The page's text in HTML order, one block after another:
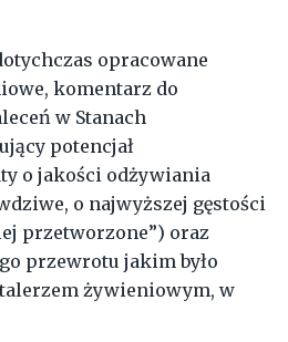
opracowane
komentarz do
w Stanach
potencjał
o jakości odżywiania
o najwyższej gęstości
przetworzone”) oraz
przewrotu jakim było
żywieniowym, w